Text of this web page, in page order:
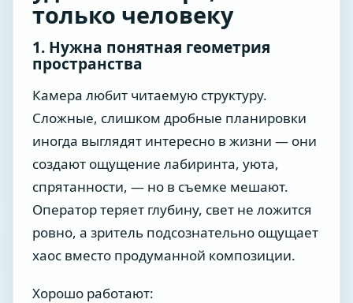
только человеку
1. Нужна понятная геометрия
пространства
Камера любит читаемую структуру.
Сложные, слишком дробные планировки
иногда выглядят интересно в жизни — они
создают ощущение лабиринта, уюта,
спрятанности, — но в съемке мешают.
Оператор теряет глубину, свет не ложится
ровно, а зритель подсознательно ощущает
хаос вместо продуманной композиции.
Хорошо работают: